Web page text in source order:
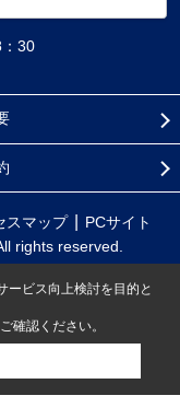
30
スマップ
PCサイト
rights reserved.
ービス向上検討を目的と
確認ください。